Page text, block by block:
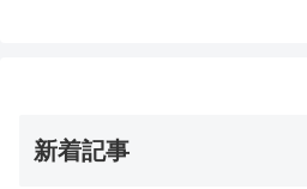
新着記事